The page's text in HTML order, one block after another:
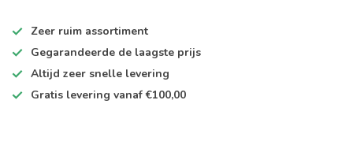
Zeer ruim assortiment
Gegarandeerde de laagste prijs
Altijd zeer snelle levering
Gratis levering vanaf €100,00